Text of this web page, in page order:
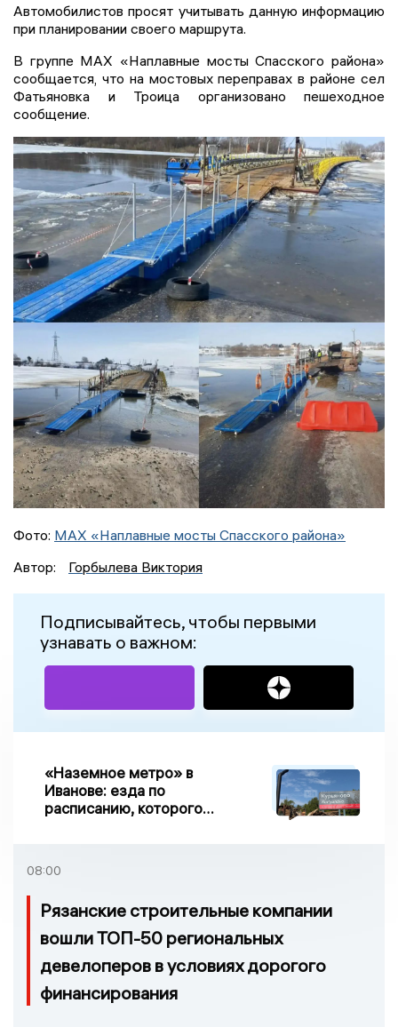
Автомобилистов просят учитывать данную информацию
при планировании своего маршрута.
В группе MAX «Наплавные мосты Спасского района»
сообщается, что на мостовых переправах в районе сел
Фатьяновка и Троица организовано пешеходное
сообщение.
Фото: MAX «Наплавные мосты Спасского района»
Автор:
Горбылева Виктория
Подписывайтесь, чтобы первыми
узнавать о важном:
«Наземное метро» в
Иванове: езда по
расписанию, которого
08:00
Рязанские строительные компании
вошли ТОП-50 региональных
девелоперов в условиях дорогого
финансирования